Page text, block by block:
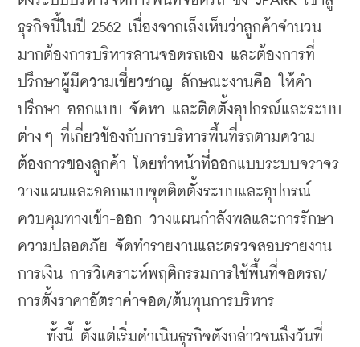
ธุรกิจนี้ในปี 2562 เนื่องจากเล็งเห็นว่าลูกค้าจำนวน
มากต้องการบริหารลานจอดรถเอง และต้องการที่
ปรึกษาผู้มีความเชี่ยวชาญ ลักษณะงานคือ ให้คำ
ปรึกษา ออกแบบ จัดหา และติดตั้งอุปกรณ์และระบบ
ต่างๆ ที่เกี่ยวข้องกับการบริหารพื้นที่รถตามความ
ต้องการของลูกค้า โดยทำหน้าที่ออกแบบระบบจราจร
วางแผนและออกแบบจุดติดตั้งระบบและอุปกรณ์
ควบคุมทางเข้า-ออก วางแผนกำลังพลและการรักษา
ความปลอดภัย จัดทำรายงานและตรวจสอบรายงาน
การเงิน การวิเคราะห์พฤติกรรมการใช้พื้นที่จอดรถ/
การตั้งราคาอัตราค่าจอด/ต้นทุนการบริหาร
ทั้งนี้ ตั้งแต่เริ่มดำเนินธุรกิจดังกล่าวจนถึงวันที่